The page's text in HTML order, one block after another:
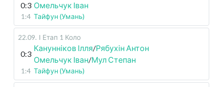
0:3 Омельчук Іван
1:4 Тайфун (Умань)
22.09. I Етап 1 Коло
0:3
Канунніков Ілля/Рябухін Антон
Омельчук Іван/Мул Степан
1:4 Тайфун (Умань)